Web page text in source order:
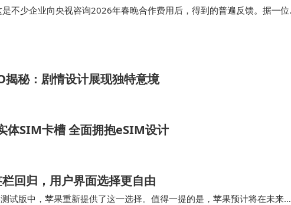
不少企业向央视咨询2026年春晚合作费用后，得到的普遍反馈。据一位
。哪怕只是一个转身慢…
揭秘：剧情设计展现独特意境
SIM卡槽 全面拥抱eSIM设计
回归，用户界面选择更自由
试版中，苹果重新提供了这一选择。值得一提的是，苹果预计将在未来几